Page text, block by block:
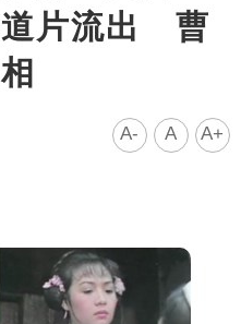
道片流出 曹
A- A A+